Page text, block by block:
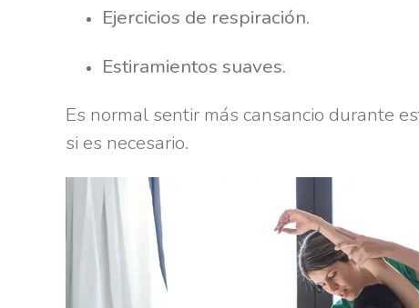
Ejercicios de respiración.
Estiramientos suaves.
Es normal sentir más cansancio durante
si es necesario.